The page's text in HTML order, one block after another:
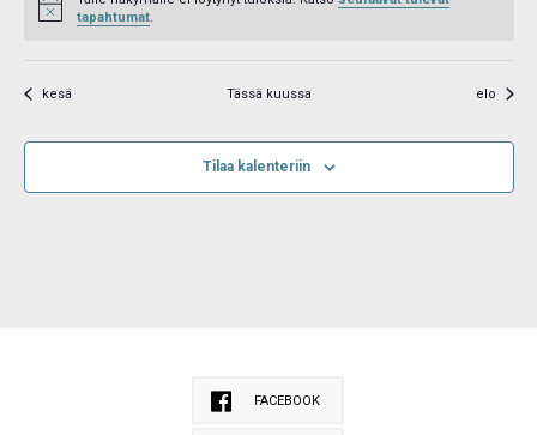
Noticetapahtumat.
kesä Tässä kuussa elo
Tilaa kalenteriin
FACEBOOK